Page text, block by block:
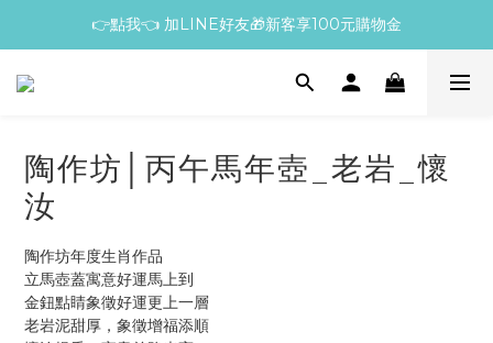
👉點我👈 加LINE好友🎁新客享100元購物金
陶作坊│丙午馬年壺_老岩_懷
汝
陶作坊年度生肖作品
立馬壺蓋寓意好運馬上到
金鈕點睛象徵好運更上一層
老岩泥甜厚，象徵增福添順